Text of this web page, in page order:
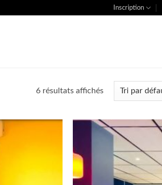
Inscription
6 résultats affichés